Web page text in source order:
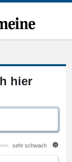
hier
sehr schwach